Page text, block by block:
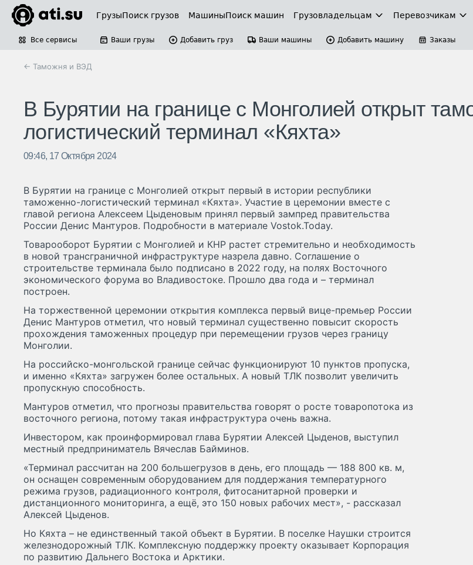
ГрузыПоиск грузов МашиныПоиск машин Грузовладельцам Перевозчикам
Все сервисы Ваши грузы Добавить груз Ваши машины Добавить машину Заказы
← Таможня и ВЭД
В Бурятии на границе с Монголией открыт
логистический терминал «Кяхта»
09:46, 17 Октября 2024
В Бурятии на границе с Монголией открыт первый в истории республики
таможенно-логистический терминал «Кяхта». Участие в церемонии вместе с
главой региона Алексеем Цыденовым принял первый зампред правительства
России Денис Мантуров. Подробности в материале Vostok.Today.
Товарооборот Бурятии с Монголией и КНР растет стремительно и необходимость
в новой трансграничной инфраструктуре назрела давно. Соглашение о
строительстве терминала было подписано в 2022 году, на полях Восточного
экономического форума во Владивостоке. Прошло два года и – терминал
построен.
На торжественной церемонии открытия комплекса первый вице-премьер России
Денис Мантуров отметил, что новый терминал существенно повысит скорость
прохождения таможенных процедур при перемещении грузов через границу
Монголии.
На российско-монгольской границе сейчас функционируют 10 пунктов пропуска,
и именно «Кяхта» загружен более остальных. А новый ТЛК позволит увеличить
пропускную способность.
Мантуров отметил, что прогнозы правительства говорят о росте товаропотока из
восточного региона, потому такая инфраструктура очень важна.
Инвестором, как проинформировал глава Бурятии Алексей Цыденов, выступил
местный предприниматель Вячеслав Байминов.
«Терминал рассчитан на 200 большегрузов в день, его площадь — 188 800 кв. м,
он оснащен современным оборудованием для поддержания температурного
режима грузов, радиационного контроля, фитосанитарной проверки и
дистанционного мониторинга, а ещё, это 150 новых рабочих мест», - рассказал
Алексей Цыденов.
Но Кяхта – не единственный такой объект в Бурятии. В поселке Наушки строится
железнодорожный ТЛК. Комплексную поддержку проекту оказывает Корпорация
по развитию Дальнего Востока и Арктики.